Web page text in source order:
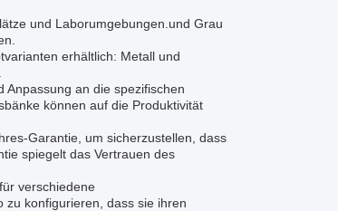
und Laborumgebungen.und Grau
erhältlich: Metall und
an die spezifischen
können auf die Produktivität
Garantie, um sicherzustellen, dass
spiegelt das Vertrauen des
verschiedene
zu konfigurieren, dass sie ihren